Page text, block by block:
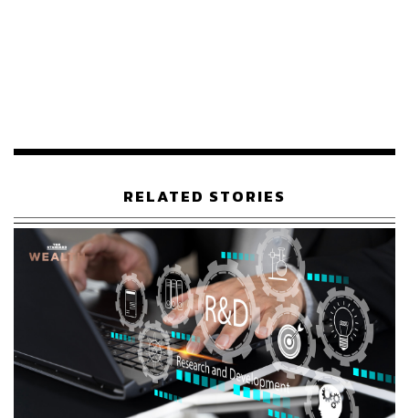
หมื่นล้านดอลลาร์ในปี 2027 เพิ่มขึ้น 450% เมื่อเทียบกับปี
2019 ตามข้อมูลของ Global Information
Hitachi กำลังมองหาที่จะใช้ประโยชน์จากแนวโน้มนี้ โดยนำ
เสนอบริการแพลตฟอร์ม Lumada IoT ที่มุ่งเปลี่ยนข้อมูลให้
เป็นข้อมูลเชิงลึกเพื่อขับเคลื่อนนวัตกรรมดิจิทัล รวมถึงการ
วิเคราะห์ข้อมูลโดยใช้ AI และเทคโนโลยีดิจิทัลขั้นสูงอื่นๆ
โดย Hitachi วางแผนที่จะให้บริการ Lumada แก่ธุรกิจใน
หลากหลายภาคส่วน รวมถึงการเกษตร พร้อมคาดว่ายอด
ขายจะสูงถึง 1.58 ล้านล้านเยนในปีงบประมาณ 2021 เพิ่มขึ้น
42% จากปีก่อนหน้า
RELATED STORIES